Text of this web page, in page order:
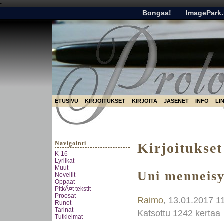
-
Bongaa!
ETUSIVU KIRJOITUKSET KIRJOITA JÄSENET INFO
Navigointi
K-16
Lyriikat
Muut
Novellit
Oppaat
PitkÃ¤t tekstit
Proosat
Runot
Tarinat
Tutkielmat
Kirjoitukset
Uni
Raimo, 13.01.2017
Katsottu 1242 kertaa